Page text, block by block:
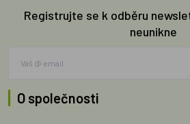
Registrujte se k odběru
neunikne
O společnosti